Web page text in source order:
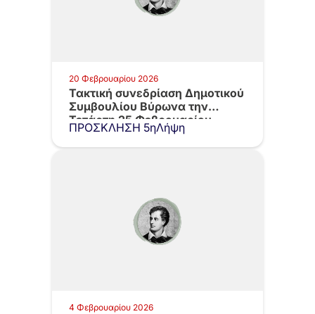
20 Φεβρουαρίου 2026
Τακτική συνεδρίαση Δημοτικού
Συμβουλίου Βύρωνα την
Τετάρτη 25 Φεβρουαρίου
2026,…
ΠΡΟΣΚΛΗΣΗ 5ηΛήψη
4 Φεβρουαρίου 2026